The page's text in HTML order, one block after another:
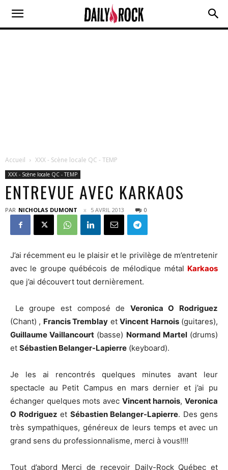
Accueil XXX - Scène locale QC - TEMP
XXX - Scène locale QC - TEMP
ENTREVUE AVEC KARKAOS
PAR NICHOLAS DUMONT 5 AVRIL 2013 0
J’ai récemment eu le plaisir et le privilège de m’entretenir
avec le groupe québécois de mélodique métal Karkaos
que j’ai découvert tout dernièrement.
Le groupe est composé de Veronica O Rodriguez
(Chant) , Francis Tremblay etVincent Harnois(guitares),
Guillaume Vaillancourt (basse) Normand Martel(drums)
et Sébastien Belanger-Lapierre (keyboard).
Je les ai rencontrés quelques minutes avant leur
spectacle au Petit Campus en mars dernier et j’ai pu
échanger quelques mots avec Vincent harnois,Veronica
O Rodriguez et Sébastien Belanger-Lapierre. Des gens
très sympathiques, généreux de leurs temps et avec un
grand sens du professionnalisme, merci à vous!!!!
Tout d’abord Merci de recevoir Daily-Rock Québec et